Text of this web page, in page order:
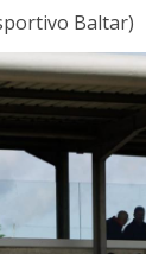
Baltar)